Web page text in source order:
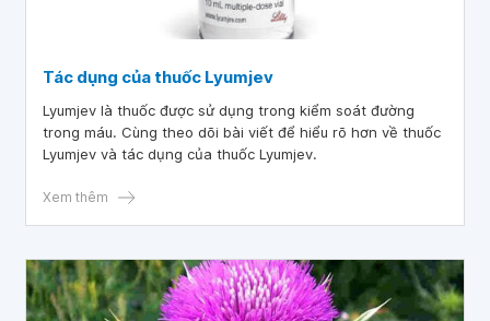
Tác dụng của thuốc Lyumjev
Lyumjev là thuốc được sử dụng trong kiểm soát đường
trong máu. Cùng theo dõi bài viết để hiểu rõ hơn về thuốc
Lyumjev và tác dụng của thuốc Lyumjev.
Xem thêm